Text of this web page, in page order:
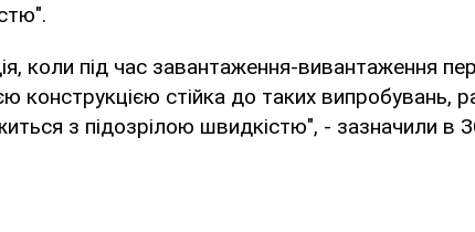
коли під час завантаження-вивантаження
конструкцією стійка до таких випробувань,
з підозрілою швидкістю", - зазначили в